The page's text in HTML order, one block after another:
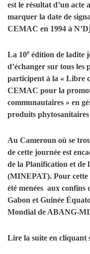
est le résultat d’un
marquer la date de
CEMAC en 1994 à
La 10e édition de ladite
d’échanger sur tous les
participent à la « Libre
CEMAC pour la
communautaires » en
produits
Au Cameroun où se
de cette journée est
de la Planification et de
(MINEPAT). Pour cette
été menées aux confins
Gabon et Guinée
Mondial de ABANG-
Lire la suite en cliquant